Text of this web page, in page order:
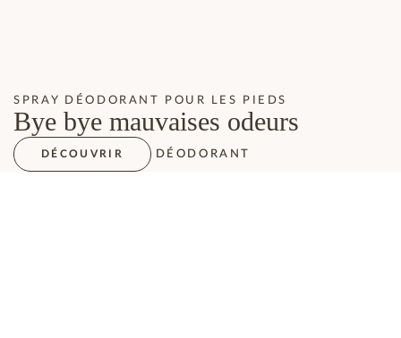
SPRAY DÉODORANT POUR LES PIEDS
Bye bye mauvaises odeurs
DÉCOUVRIR DÉODORANT